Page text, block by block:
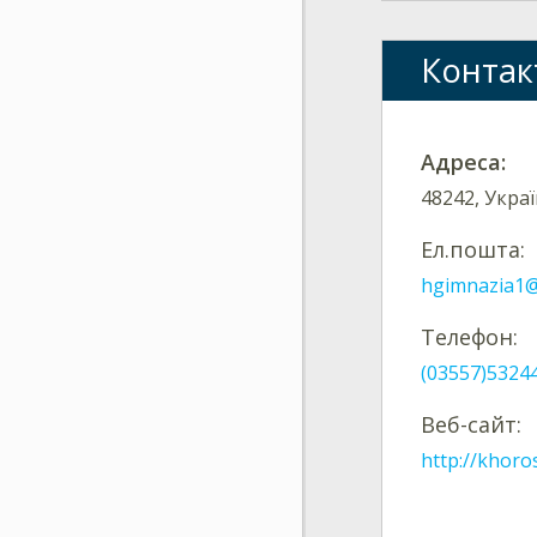
Адреса:
48242,
Ел.пошта:
Телефон:
Веб-сайт:
http://